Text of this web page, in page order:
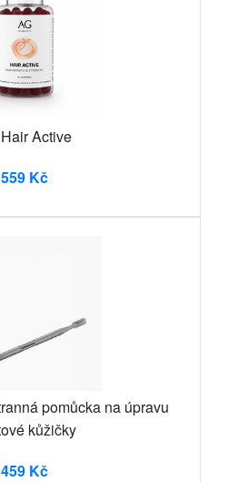
Active
559 Kč
pomůcka na úpravu
kůžičky
459 Kč